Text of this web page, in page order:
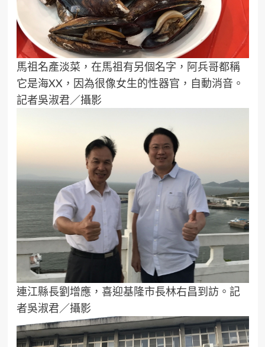
馬祖名產淡菜，在馬祖有另個名字，阿兵哥都稱
它是海XX，因為很像女生的性器官，自動消音。
記者吳淑君／攝影
連江縣長劉增應，喜迎基隆市長林右昌到訪。記
者吳淑君／攝影